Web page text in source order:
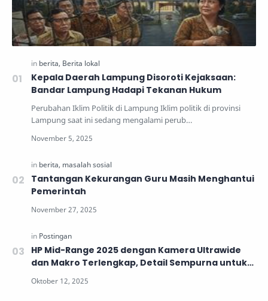
Kepala Daerah Lampung Disoroti Kejaksaan:
Bandar Lampung Hadapi Tekanan Hukum
Perubahan Iklim Politik di Lampung Iklim politik di provinsi
Lampung saat ini sedang mengalami perub…
Tantangan Kekurangan Guru Masih Menghantui
Pemerintah
HP Mid-Range 2025 dengan Kamera Ultrawide
dan Makro Terlengkap, Detail Sempurna untuk
Generasi Muda